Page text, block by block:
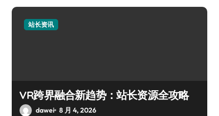
站长资讯
VR跨界融合新趋势：站长资源全攻略
dawei 8 月 4, 2026